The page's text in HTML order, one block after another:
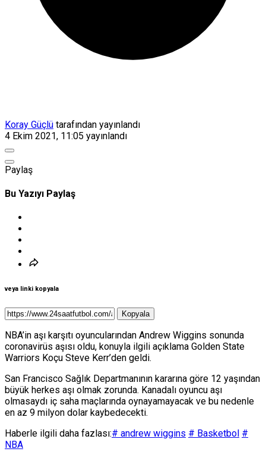
Koray Güçlü tarafından yayınlandı
4 Ekim 2021, 11:05 yayınlandı
Paylaş
Bu Yazıyı Paylaş
veya linki kopyala
Kopyala
NBA’in aşı karşıtı oyuncularından Andrew Wiggins sonunda
coronavirüs aşısı oldu, konuyla ilgili açıklama Golden State
Warriors Koçu Steve Kerr’den geldi.
San Francisco Sağlık Departmanının kararına göre 12 yaşından
büyük herkes aşı olmak zorunda. Kanadalı oyuncu aşı
olmasaydı iç saha maçlarında oynayamayacak ve bu nedenle
en az 9 milyon dolar kaybedecekti.
Haberle ilgili daha fazlası:# andrew wiggins # Basketbol #
NBA